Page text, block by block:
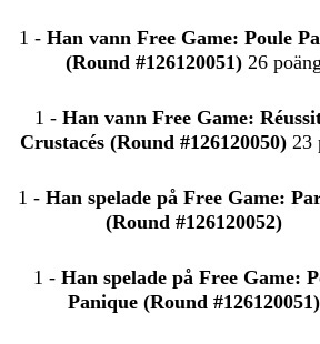
1 -Han vann Free Game: Poule
(Round #126120051)26 poäng
1 -Han vann Free Game:
Crustacés (Round #126120050) 23
1 -Han spelade på Free Game:
(Round #126120052)
1 - Han spelade på Free Game:
Panique (Round #126120051)